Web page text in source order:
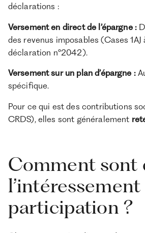
déclarations :
Versement en direct de l’épargne :
des revenus imposables (Cases 1AJ
déclaration n°2042).
Versement sur un plan d’épargne :
spécifique.
Pour ce qui est des contributions
CRDS), elles sont généralement
Comment sont
participation ?